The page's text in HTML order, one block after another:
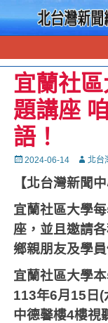
宜蘭社
題講座
語！
Posted
2024-06-14 Autor北台
【北台灣新聞中
宜蘭社區大學
座，並且邀請
鄉親朋友及學
宜蘭社區大學
113年6月 15 日 (
中德馨樓4樓視